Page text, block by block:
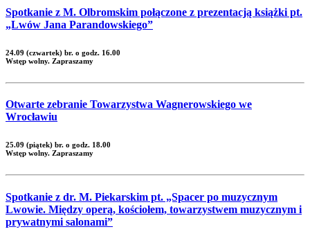
Spotkanie z M. Olbromskim połączone z prezentacją książki pt.
„Lwów Jana Parandowskiego”
24.09 (czwartek) br. o godz. 16.00
Wstęp wolny. Zapraszamy
Otwarte zebranie Towarzystwa Wagnerowskiego we
Wrocławiu
25.09 (piątek) br. o godz. 18.00
Wstęp wolny. Zapraszamy
Spotkanie z dr. M. Piekarskim pt. „Spacer po muzycznym
Lwowie. Między operą, kościołem, towarzystwem muzycznym i
prywatnymi salonami”